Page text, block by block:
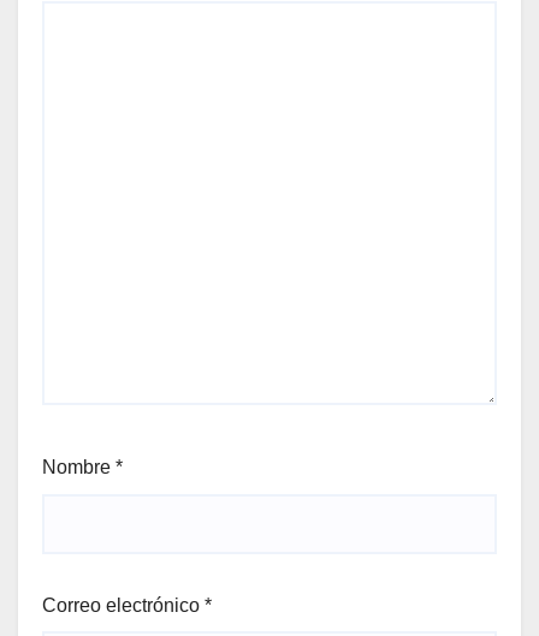
Nombre *
Correo electrónico *